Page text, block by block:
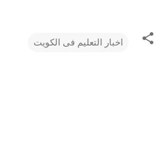
اخبار التعليم فى الكويت